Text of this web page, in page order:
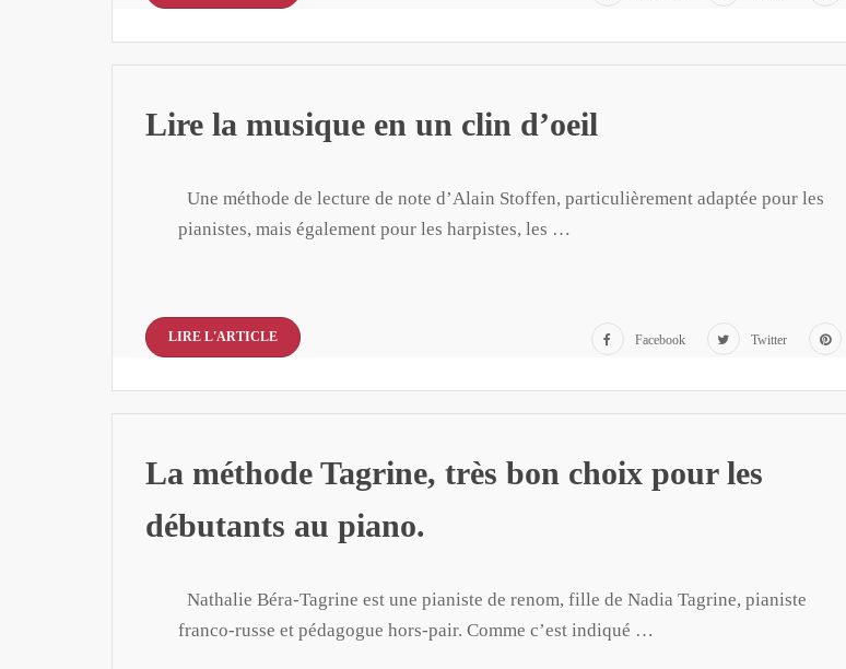
Lire la musique en un clin d’oeil
Une méthode de lecture de note d’Alain Stoffen, particulièrement adaptée pour les
pianistes, mais également pour les harpistes, les …
LIRE L'ARTICLE Facebook Twitter
La méthode Tagrine, très bon choix pour les
débutants au piano.
Nathalie Béra-Tagrine est une pianiste de renom, fille de Nadia Tagrine, pianiste
franco-russe et pédagogue hors-pair. Comme c’est indiqué …